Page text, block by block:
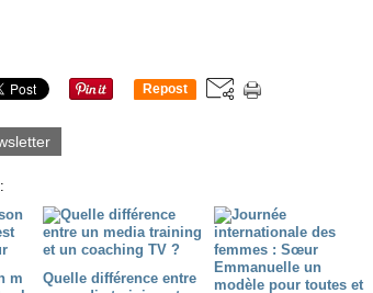
Repost
m
Quelle différence entre